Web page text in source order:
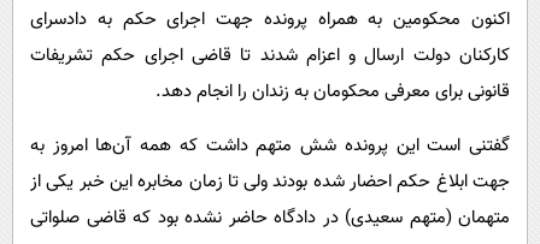
اکنون محکومین به همراه پرونده جهت اجرای حکم به دادسرای
کارکنان دولت ارسال و اعزام شدند تا قاضی اجرای حکم تشریفات
قانونی برای معرفی محکومان به زندان را انجام دهد.
گفتنی است این پرونده شش متهم داشت که همه آن‌ها امروز به
جهت ابلاغ حکم احضار شده بودند ولی تا زمان مخابره این خبر یکی از
متهمان (متهم سعیدی) در دادگاه حاضر نشده بود که قاضی صلواتی